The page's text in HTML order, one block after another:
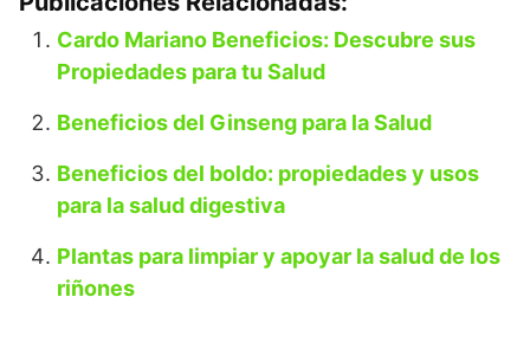
Cardo Mariano Beneficios: Descubre sus
Propiedades para tu Salud
Beneficios del Ginseng para la Salud
Beneficios del boldo: propiedades y usos
para la salud digestiva
Plantas para limpiar y apoyar la salud de los
riñones